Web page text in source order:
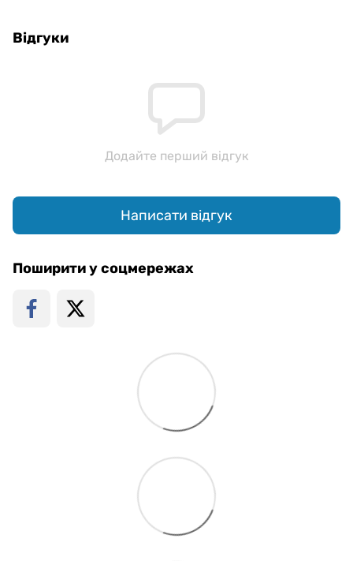
Відгуки
Додайте перший відгук
Написати відгук
Поширити у соцмережах